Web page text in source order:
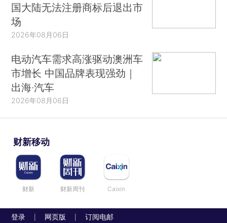
国大陆无法注册商标后退出市
场
2026年08月06日
电动汽车需求高涨驱动澳洲车
市增长 中国品牌表现强劲｜
出海·汽车
2026年08月06日
财新移动
财新 财新周刊 Caixin
登录 网页版 订阅电邮